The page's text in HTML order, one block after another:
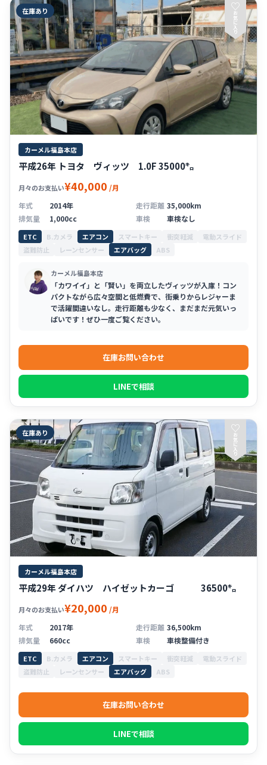
在庫あり ♡
お
気
に
入
り
カーメル福島本店
平成26年 トヨタ ヴィッツ 1.0F 35000㌔
月々のお支払い¥40,000 /月
年式
2014年 走行距離 35,000km
排気量
1,000cc 車検 車検なし
ETC B.カメラ エアコン スマートキー 衝突軽減
電動スライド
盗難防止
レーンセンサー エアバッグ ABS
カーメル福島本店
「カワイイ」と「賢い」を両立したヴィッツが入庫！コン
パクトながら広々空間と低燃費で、街乗りからレジャーま
で活躍間違いなし。走行距離も少なく、まだまだ元気いっ
ぱいです！ぜひ一度ご覧ください。
在庫お問い合わせ
LINEで相談
在庫あり ♡
お
気
に
入
り
カーメル福島本店
平成29年 ダイハツ ハイゼットカーゴ 36500㌔
月々のお支払い¥20,000 /月
年式
2017年 走行距離 36,500km
排気量
660cc 車検 車検整備付き
ETC B.カメラ エアコン スマートキー 衝突軽減
電動スライド
盗難防止
レーンセンサー エアバッグ ABS
在庫お問い合わせ
LINEで相談